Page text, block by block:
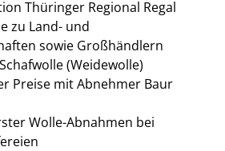
Thüringer Regional Regal
zu Land- und
sowie Großhändlern
(Weidewolle)
Preise mit Abnehmer Baur
Wolle-Abnahmen bei